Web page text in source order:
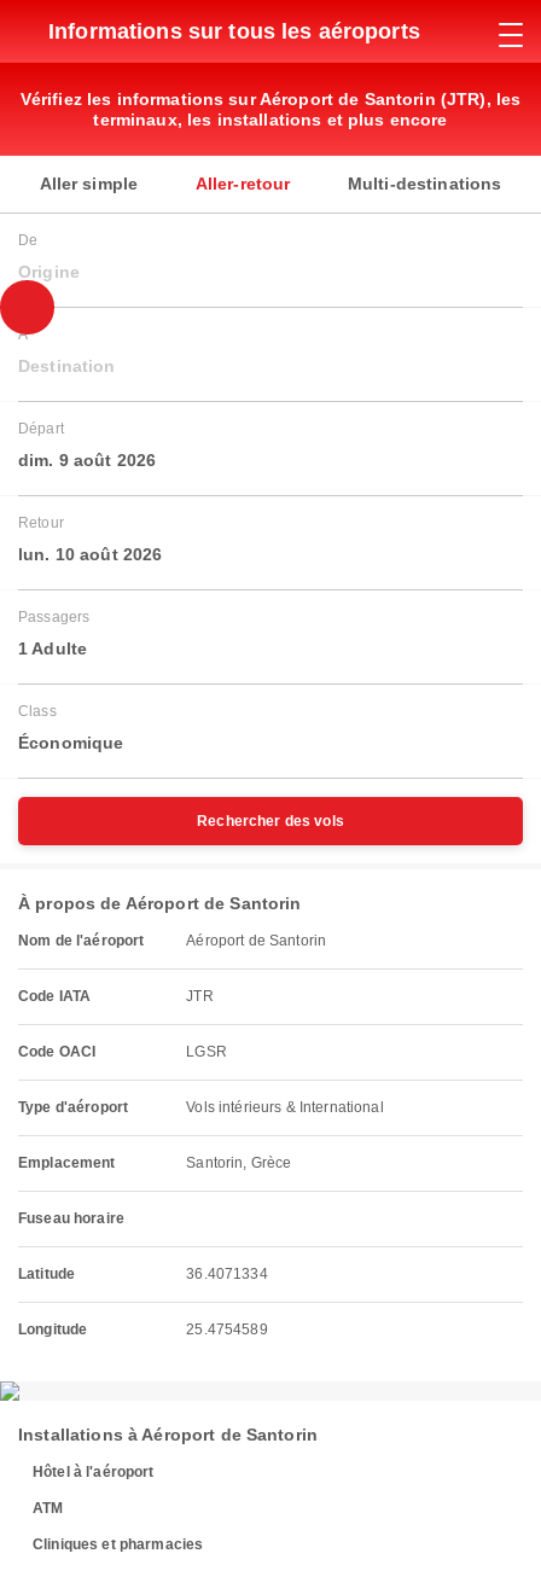
Informations sur tous les aéroports
Vérifiez les informations sur Aéroport de Santorin (JTR), les
terminaux, les installations et plus encore
Aller simple Aller-retour Multi-destinations
De
Origine
À
Destination
Départ
dim. 9 août 2026
Retour
lun. 10 août 2026
Passagers
1 Adulte
Class
Économique
Rechercher des vols
À propos de Aéroport de Santorin
Nom de l'aéroport Aéroport de Santorin
Code IATA JTR
Code OACI LGSR
Type d'aéroport Vols intérieurs & International
Emplacement Santorin, Grèce
Fuseau horaire
Latitude 36.4071334
Longitude 25.4754589
Installations à Aéroport de Santorin
Hôtel à l'aéroport
ATM
Cliniques et pharmacies